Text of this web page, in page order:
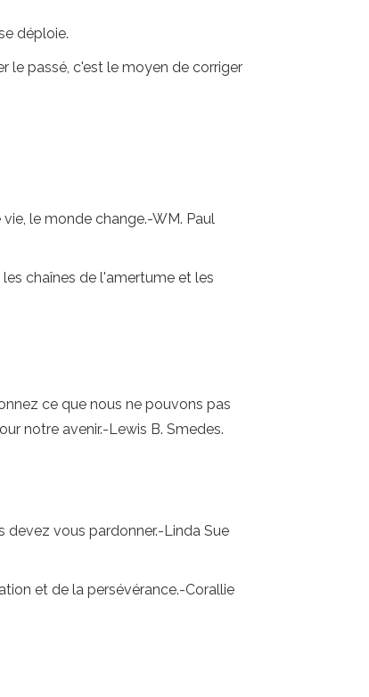
déploie.
le passé, c'est le moyen de corriger
le monde change.-WM. Paul
chaînes de l'amertume et les
ce que nous ne pouvons pas
notre avenir.-Lewis B. Smedes.
devez vous pardonner.-Linda Sue
et de la persévérance.-Corallie